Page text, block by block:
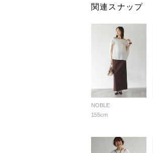
関連スナップ
NOBLE
155cm